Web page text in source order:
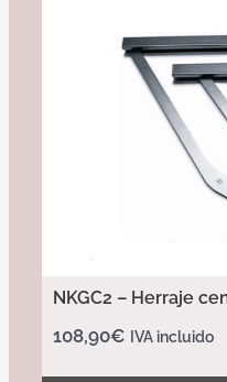
NKGC2 – Herraje
108,90€ IVA incluido